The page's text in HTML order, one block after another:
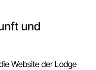
und
Website der Lodge